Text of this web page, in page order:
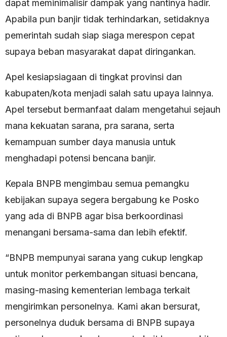
dapat meminimalisir dampak yang nantinya hadir.
Apabila pun banjir tidak terhindarkan, setidaknya
pemerintah sudah siap siaga merespon cepat
supaya beban masyarakat dapat diringankan.
Apel kesiapsiagaan di tingkat provinsi dan
kabupaten/kota menjadi salah satu upaya lainnya.
Apel tersebut bermanfaat dalam mengetahui sejauh
mana kekuatan sarana, pra sarana, serta
kemampuan sumber daya manusia untuk
menghadapi potensi bencana banjir.
Kepala BNPB mengimbau semua pemangku
kebijakan supaya segera bergabung ke Posko
yang ada di BNPB agar bisa berkoordinasi
menangani bersama-sama dan lebih efektif.
“BNPB mempunyai sarana yang cukup lengkap
untuk monitor perkembangan situasi bencana,
masing-masing kementerian lembaga terkait
mengirimkan personelnya. Kami akan bersurat,
personelnya duduk bersama di BNPB supaya